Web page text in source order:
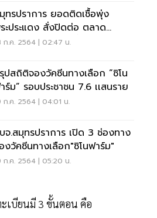
ทรปราการ ยอดติดเชื้อพุ่ง
ะประแดง สั่งปิดต่อ ตลาด
ศบาล ถึง 25 ก.ค.นี้
ก.ค. 2564 | 02:47 น.
ปสถิติจองวัคซีนทางเลือก “ซิโน
ร์ม” รอบประชาชน 7.6 เเสนราย
ก.ค. 2564 | 04:01 น.
จ.สมุทรปราการ เปิด 3 ช่องทาง
งวัคซีนทางเลือก"ซิโนฟาร์ม"
ก.ค. 2564 | 05:20 น.
เบียนมี 3 ขั้นตอน คือ